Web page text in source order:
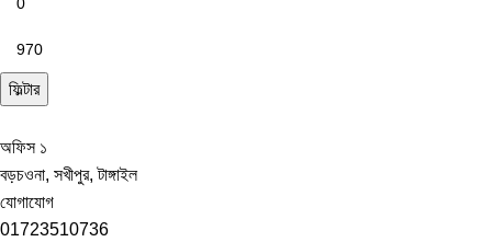
ফিল্টার
অফিস ১
বড়চওনা, সখীপুর, টাঙ্গাইল
যোগাযোগ
01723510736